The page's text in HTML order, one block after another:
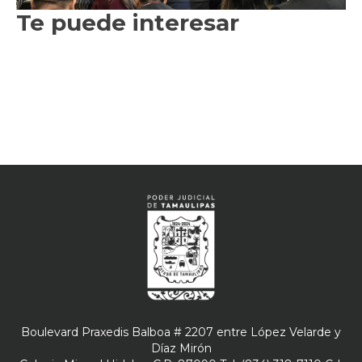
Te puede interesar
Boulevard Praxedis Balboa # 2207 entre López Velarde y
Díaz Mirón